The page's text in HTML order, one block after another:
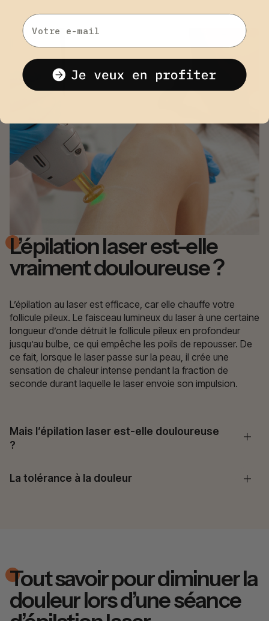
L’épilation laser est-elle
vraiment douloureuse ?
L’épilation au laser est efficace, car elle chauffe votre
follicule pileux. Le faisceau lumineux du laser à une certaine
longueur d’onde détruit le follicule pileux en profondeur
jusqu’au bulbe, ce qui empêche les poils de repousser. De
ce fait, lorsque le laser passe sur la peau, il crée une
sensation de chaleur intense pendant la fraction de
seconde durant laquelle le laser envoie son impulsion.
Mais l’épilation laser est-elle douloureuse
?
La tolérance à la douleur
Tout savoir pour diminuer la
douleur lors d’une séance
Email